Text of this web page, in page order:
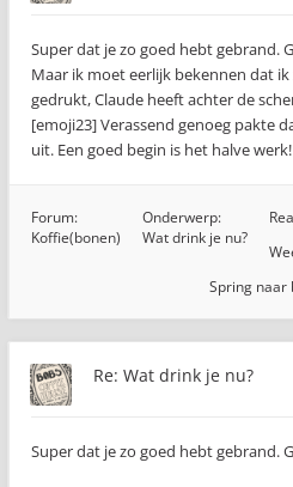
Super dat je zo goed hebt gebrand.
Maar ik moet eerlijk bekennen dat
gedrukt, Claude heeft achter de
[emoji23] Verassend genoeg pakte
uit. Een goed begin is het halve
Forum:
Koffie(bonen)
Onderwerp:
Wat drink je nu?
Spring naar
Re: Wat drink je nu?
Super dat je zo goed hebt gebrand.